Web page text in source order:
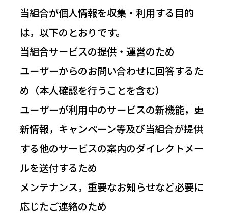
当組合が個人情報を収集・利用する目的
は，以下のとおりです。
当組合サービスの提供・運営のため
ユーザーからのお問い合わせに回答するた
め（本人確認を行うことを含む）
ユーザーが利用中のサービスの新機能，更
新情報，キャンペーン等及び当組合が提供
する他のサービスの案内のダイレクトメー
ルを送付するため
メンテナンス，重要なお知らせなど必要に
応じたご連絡のため